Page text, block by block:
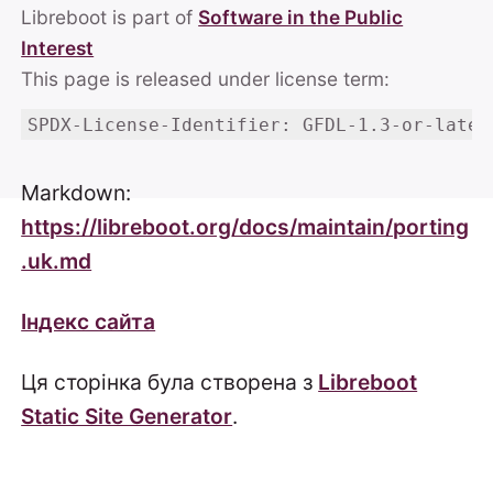
Libreboot is part of Software in the Public
Interest
This page is released under license term:
SPDX-License-Identifier: GFDL-1.3-or-later
Markdown:
https://libreboot.org/docs/maintain/porting
.uk.md
Індекс сайта
Ця сторінка була створена з Libreboot
Static Site Generator.